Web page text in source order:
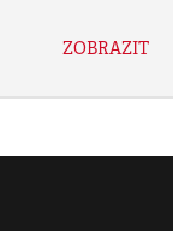
ZOBRAZIT